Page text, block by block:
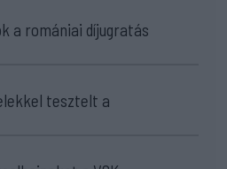
a romániai díjugratás
tesztelt a